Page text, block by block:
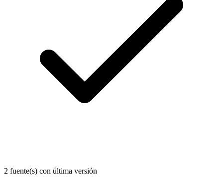
2 fuente(s) con última versión